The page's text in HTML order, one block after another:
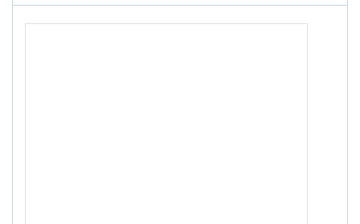
ÉLIGIBILITÉ
PEA PEA-PME BOURSOVIE LUX
BOURSOVIE